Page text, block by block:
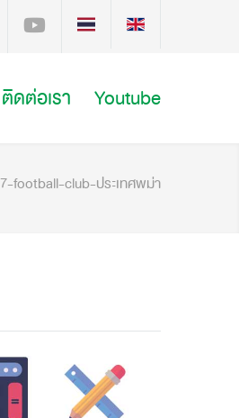
ติดต่อเรา Youtube
football-club-ประเทศพม่า